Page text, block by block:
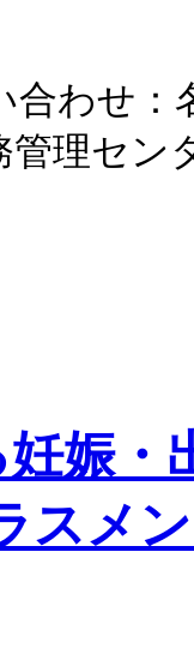
合わせ：
理セン
娠・
スメ